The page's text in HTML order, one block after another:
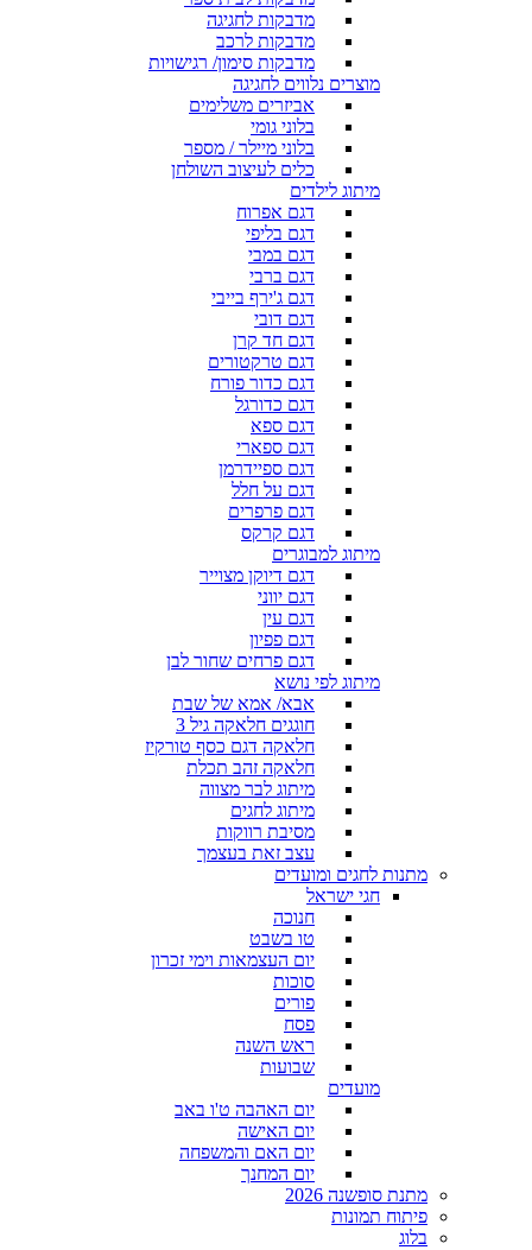
מדבקות לחגיגה
מדבקות לרכב
מדבקות סימון/ רגישויות
מוצרים נלווים לחגיגה
אביזרים משלימים
בלוני גומי
בלוני מיילר / מספר
כלים לעיצוב השולחן
מיתוג לילדים
דגם אפרוח
דגם בליפי
דגם במבי
דגם ברבי
דגם ג'ירף בייבי
דגם דובי
דגם חד קרן
דגם טרקטורים
דגם כדור פורח
דגם כדורגל
דגם ספא
דגם ספארי
דגם ספיידרמן
דגם על חלל
דגם פרפרים
דגם קרקס
מיתוג למבוגרים
דגם דיוקן מצוייר
דגם יווני
דגם עין
דגם פפיון
דגם פרחים שחור לבן
מיתוג לפי נושא
אבא/ אמא של שבת
חוגגים חלאקה גיל 3
חלאקה דגם כסף טורקיז
חלאקה זהב תכלת
מיתוג לבר מצווה
מיתוג לחגים
מסיבת רווקות
עצב זאת בעצמך
מתנות לחגים ומועדים
חגי ישראל
חנוכה
טו בשבט
יום העצמאות וימי זכרון
סוכות
פורים
פסח
ראש השנה
שבועות
מועדים
יום האהבה ט'ו באב
יום האישה
יום האם והמשפחה
יום המחנך
מתנת סופשנה 2026
פיתוח תמונות
בלוג